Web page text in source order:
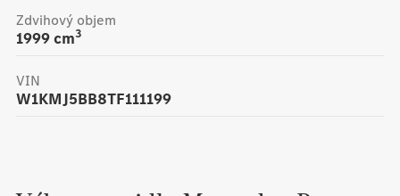
1999cm3
Zdvihový objem
W1KMJ5BB8TF111199
VIN